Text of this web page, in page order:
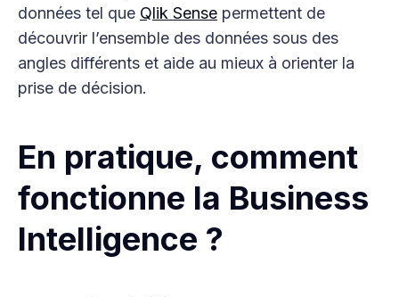
données tel que Qlik Sense permettent de
découvrir l’ensemble des données sous des
angles différents et aide au mieux à orienter la
prise de décision.
En pratique, comment
fonctionne la Business
Intelligence ?